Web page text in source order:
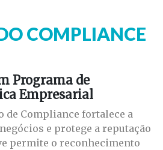
COMPLIANCE
Programa de
Empresarial
de Compliance fortalece a
e protege a reputação
permite o reconhecimento